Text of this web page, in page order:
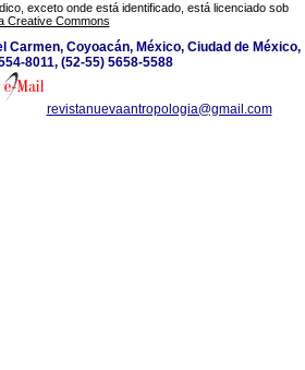
exceto onde está identificado, está licenciado sob
Creative Commons
Carmen, Coyoacán, México, Ciudad de México,
8011, (52-55) 5658-5588
revistanuevaantropologia@gmail.com